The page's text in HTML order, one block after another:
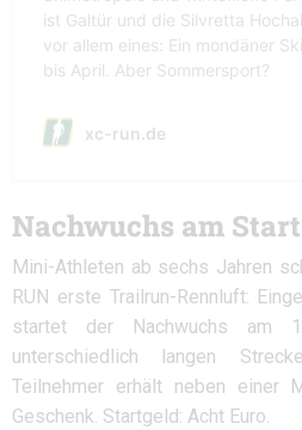
Nachwuchs am Start
Mini-Athleten ab sechs Jahren
RUN erste Trailrun-Rennluft:
startet der Nachwuchs am
unterschiedlich langen
Teilnehmer erhält neben einer
Geschenk. Startgeld: Acht Euro.